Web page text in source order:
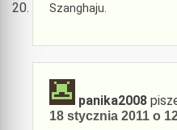
Szanghaju.
panika2008
18 stycznia 2011 o